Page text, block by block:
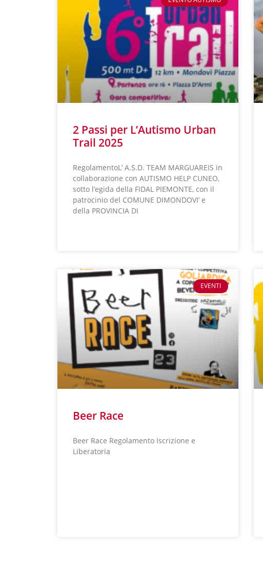
2 Passi per L’Autismo Urban
Trail 2025
RegolamentoL’ A.S.D. TEAM MARGUAREIS in
collaborazione con AUTISMO HELP CUNEO,
sotto l’egida della FIDAL PIEMONTE, con il
patrocinio del COMUNE DIMONDOVI’ e
della PROVINCIA DI
EVENTI
Beer Race
Beer Race Regolamento Iscrizione e
Liberatoria